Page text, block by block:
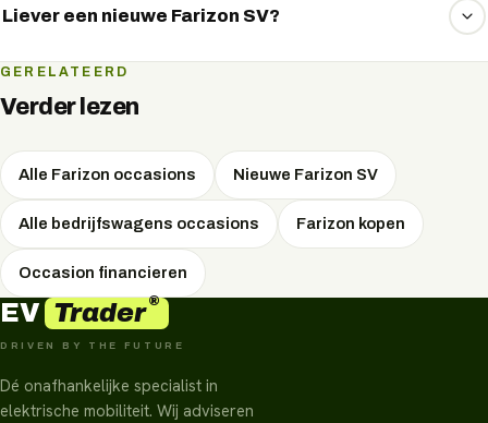
via private lease rijden. We vergelijken vrijblijvend de
Liever een nieuwe Farizon SV?
Dat kan ook. Bekijk de nieuwe Farizon SV met de actuele
specificaties en lease- en koopopties op de modelpagina.
GERELATEERD
Verder lezen
Alle Farizon occasions Nieuwe Farizon SV
Alle bedrijfswagens occasions Farizon kopen
Occasion financieren
EV Trader®
DRIVEN BY THE FUTURE
Dé onafhankelijke specialist in
elektrische mobiliteit. Wij adviseren